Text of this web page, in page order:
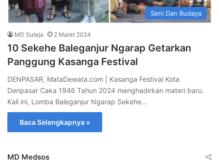
Seni Dan Budaya
MD Suteja 2 Maret 2024
10 Sekehe Baleganjur Ngarap Getarkan
Panggung Kasanga Festival
DENPASAR, MataDewata.com | Kasanga Festival Kota
Denpasar Caka 1946 Tahun 2024 menghadirkan materi baru.
Kali ini, Lomba Baleganjur Ngarap Sekehe…
Baca Selengkapnya »
MD Medsos